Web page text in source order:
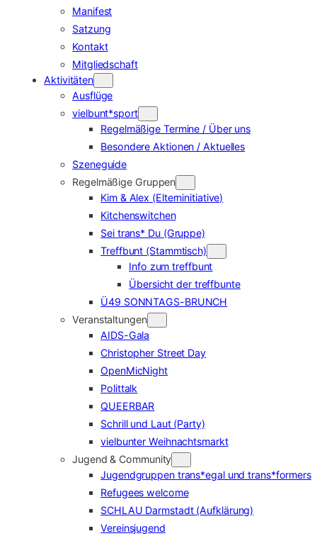
Manifest
Satzung
Kontakt
Mitgliedschaft
Aktivitäten
Ausflüge
vielbunt*sport
Regelmäßige Termine / Über uns
Besondere Aktionen / Aktuelles
Szeneguide
Regelmäßige Gruppen
Kim & Alex (Elterninitiative)
Kitchenswitchen
Sei trans* Du (Gruppe)
Treffbunt (Stammtisch)
Info zum treffbunt
Übersicht der treffbunte
Ü49 SONNTAGS-BRUNCH
Veranstaltungen
AIDS-Gala
Christopher Street Day
OpenMicNight
Polittalk
QUEERBAR
Schrill und Laut (Party)
vielbunter Weihnachtsmarkt
Jugend & Community
Jugendgruppen trans*egal und trans*formers
Refugees welcome
SCHLAU Darmstadt (Aufklärung)
Vereinsjugend